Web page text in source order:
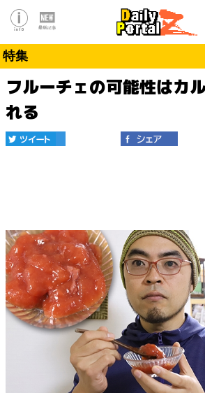
特集
フルーチェの可能性はカ
れる